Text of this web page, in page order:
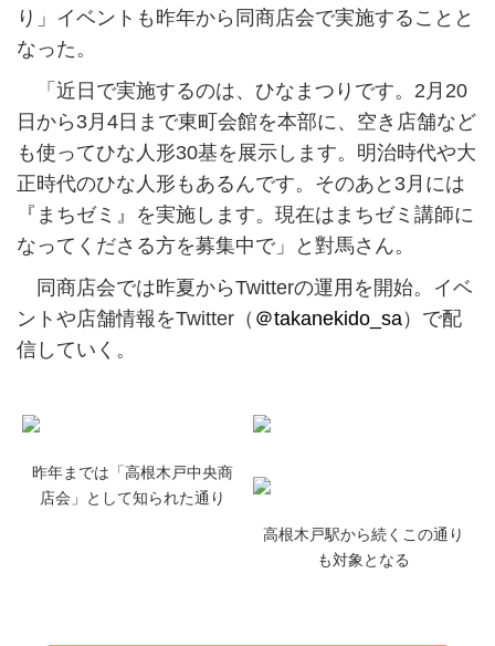
り」イベントも昨年から同商店会で実施することと
なった。
「近日で実施するのは、ひなまつりです。2月20
日から3月4日まで東町会館を本部に、空き店舗など
も使ってひな人形30基を展示します。明治時代や大
正時代のひな人形もあるんです。そのあと3月には
『まちゼミ』を実施します。現在はまちゼミ講師に
なってくださる方を募集中で」と對馬さん。
同商店会では昨夏からTwitterの運用を開始。イベ
ントや店舗情報をTwitter（ ＠takanekido_sa）で配
信していく。
昨年までは「高根木戸中央商
店会」として知られた通り
高根木戸駅から続くこの通り
も対象となる